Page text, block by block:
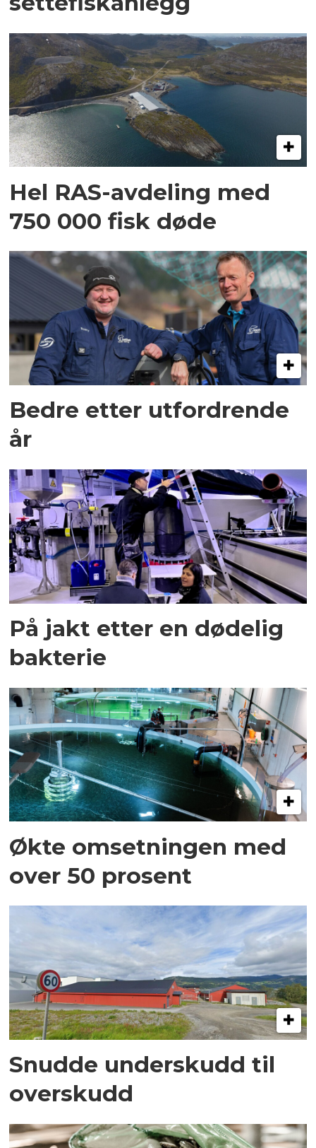
Hel RAS-avdeling med
750 000 fisk døde
Bedre etter utfordrende
år
På jakt etter en dødelig
bakterie
Økte omsetningen med
over 50 prosent
Snudde underskudd til
overskudd